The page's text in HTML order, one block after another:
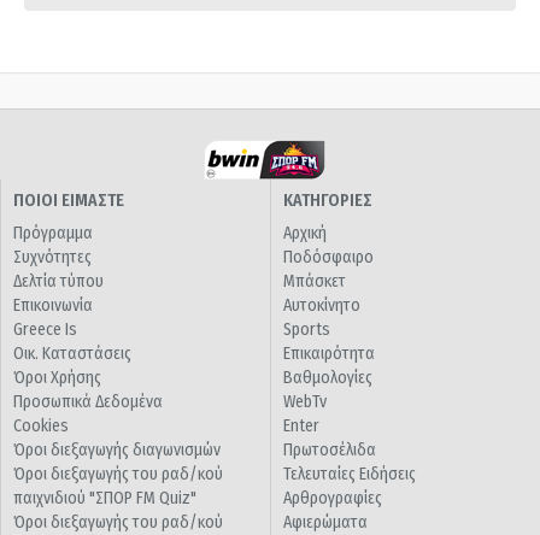
ΠΟΙΟΙ ΕΙΜΑΣΤΕ
Πρόγραμμα
Συχνότητες
Δελτία τύπου
Επικοινωνία
Greece Is
Οικ. Καταστάσεις
Όροι Χρήσης
Προσωπικά Δεδομένα
Cookies
Όροι διεξαγωγής διαγωνισμών
Όροι διεξαγωγής του ραδ/κού
παιχνιδιού "ΣΠΟΡ FM Quiz"
Όροι διεξαγωγής του ραδ/κού
ΚΑΤΗΓΟΡΙΕΣ
Αρχική
Ποδόσφαιρο
Μπάσκετ
Αυτοκίνητο
Sports
Επικαιρότητα
Βαθμολογίες
WebTv
Enter
Πρωτοσέλιδα
Τελευταίες Ειδήσεις
Αρθρογραφίες
Αφιερώματα